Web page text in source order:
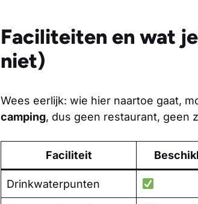
Faciliteiten en wat
niet)
Wees eerlijk: wie hier naartoe gaat,
camping, dus geen restaurant, geen
Faciliteit
Drinkwaterpunten